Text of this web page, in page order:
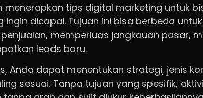
menerapkan tips digital marketing untuk
ingin dicapai. Tujuan ini bisa berbeda
memperluas jangkauan pasar,
leads baru.
Anda dapat menentukan strategi, jenis
sesuai. Tanpa tujuan yang spesifik,